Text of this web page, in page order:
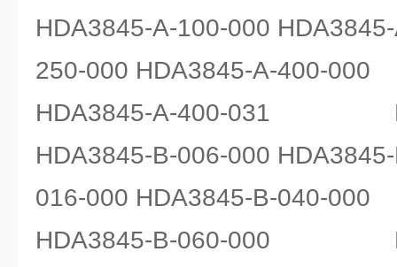
HDA3845-A-100-000
250-000 HDA3845-A-400-000
HDA3845-A-400-031
HDA3845-B-006-000
016-000 HDA3845-B-040-000
HDA3845-B-060-000